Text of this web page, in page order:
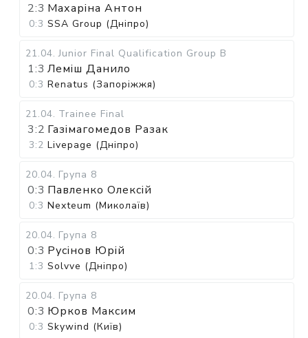
2:3 Махаріна Антон
0:3 SSA Group (Дніпро)
21.04. Junior Final Qualification Group B
1:3 Леміш Данило
0:3 Renatus (Запоріжжя)
21.04. Trainee Final
3:2 Газімагомедов Разак
3:2 Livepage (Дніпро)
20.04. Група 8
0:3 Павленко Олексій
0:3 Nexteum (Миколаїв)
20.04. Група 8
0:3 Русінов Юрій
1:3 Solvve (Дніпро)
20.04. Група 8
0:3 Юрков Максим
0:3 Skywind (Київ)